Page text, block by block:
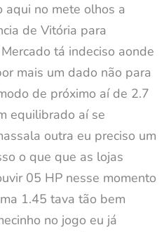
no mete olhos a
de Vitória para
tá indeciso aonde
mais um dado não para
de próximo aí de 2.7
equilibrado aí se
outra eu preciso um
o que que as lojas
05 HP nesse momento
1.45 tava tão bem
no jogo eu já